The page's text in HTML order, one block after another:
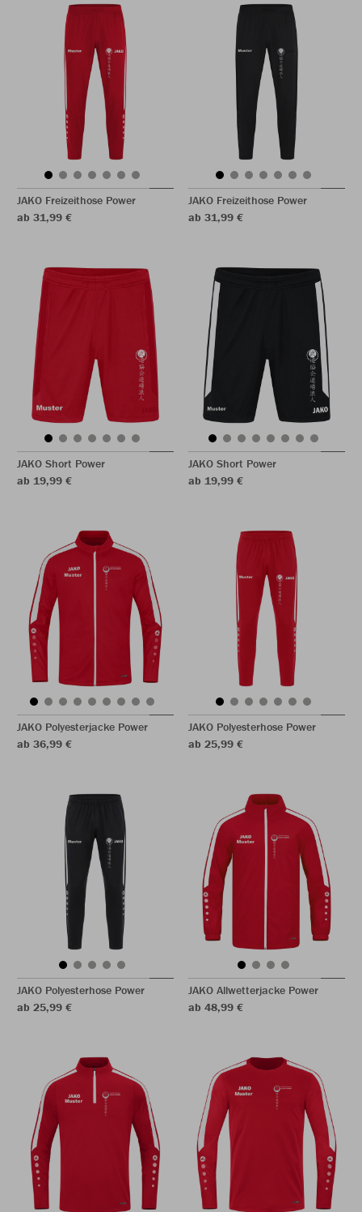
JAKO Freizeithose Power
ab 31,99 €
JAKO Freizeithose Power
ab 31,99 €
JAKO Short Power
ab 19,99 €
JAKO Short Power
ab 19,99 €
JAKO Polyesterjacke Power
ab 36,99 €
JAKO Polyesterhose Power
ab 25,99 €
JAKO Polyesterhose Power
ab 25,99 €
JAKO Allwetterjacke Power
ab 48,99 €